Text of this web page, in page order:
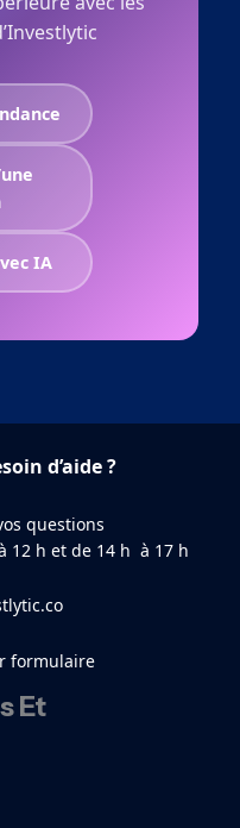
IA
d’aide ?
questions
12 h et de 14 h à 17 h
formulaire
Et